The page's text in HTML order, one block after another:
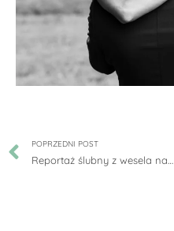
POPRZEDNI POST
Reportaż ślubny z wesela na barce.